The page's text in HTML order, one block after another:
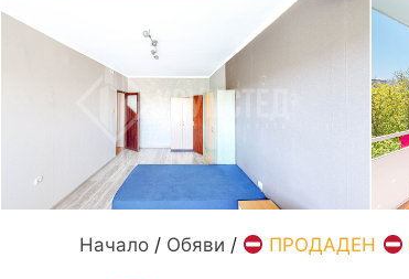
Начало / Обяви / ПРОДАДЕН